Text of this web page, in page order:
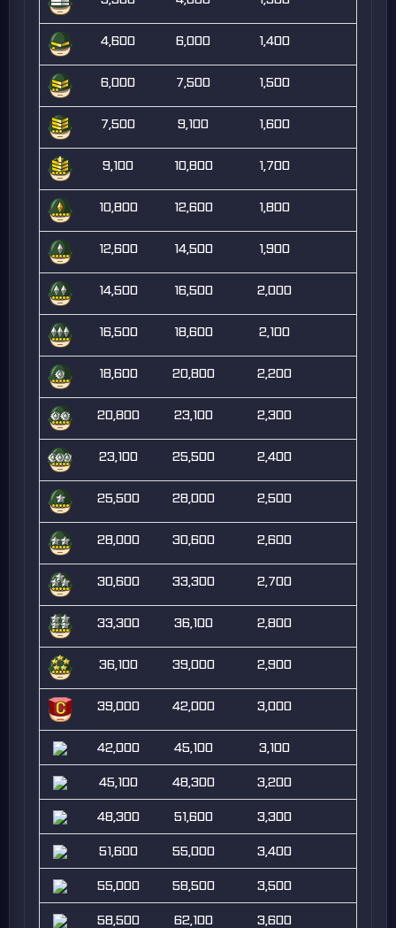
4,600 6,000 1,400
6,000 7,500 1,500
7,500 9,100 1,600
9,100 10,800 1,700
10,800 12,600 1,800
12,600 14,500 1,900
14,500 16,500 2,000
16,500 18,600 2,100
18,600 20,800 2,200
20,800 23,100 2,300
23,100 25,500 2,400
25,500 28,000 2,500
28,000 30,600 2,600
30,600 33,300 2,700
33,300 36,100 2,800
36,100 39,000 2,900
39,000 42,000 3,000
42,000 45,100 3,100
45,100 48,300 3,200
48,300 51,600 3,300
51,600 55,000 3,400
55,000 58,500 3,500
58,500 62,100 3,600